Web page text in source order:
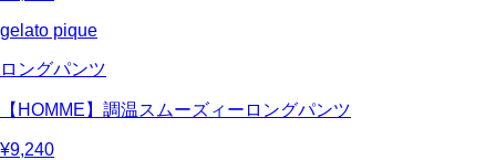
gelato pique
ロングパンツ
【HOMME】調温スムーズィーロングパンツ
¥9,240